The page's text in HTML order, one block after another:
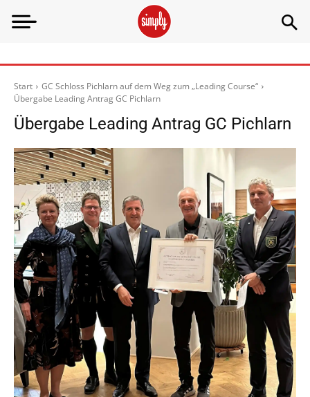
Start
GC Schloss Pichlarn auf dem Weg zum „Leading Course“
Übergabe Leading Antrag GC Pichlarn
Übergabe Leading Antrag GC Pichlarn